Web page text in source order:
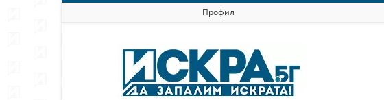
Профил
Искра.бг